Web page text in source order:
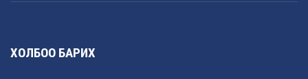
ХОЛБОО БАРИХ